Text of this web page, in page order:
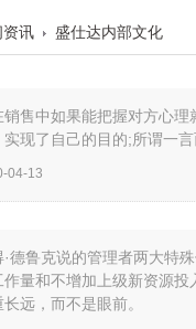
焊管
镀锌管
无缝钢管
区同行
新年致词
资讯 盛仕达内部文化
销售中如果能把握对方心
实现了自己的目的;所谓一
04-13
·德鲁克说的管理者两大
作量和不增加上级新资源
远，而不是眼前。